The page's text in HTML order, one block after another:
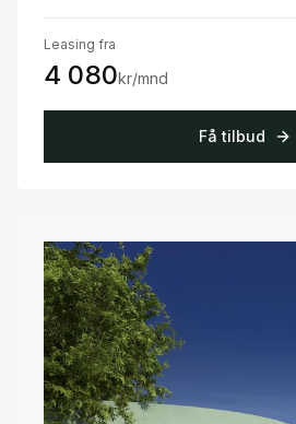
Leasing fra
4 080kr/mnd
Få tilbud